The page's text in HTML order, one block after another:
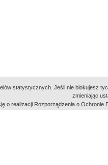
miejsc
statystycznych. Jeśli nie blokujesz
zmieniając
o realizacji Rozporządzenia o